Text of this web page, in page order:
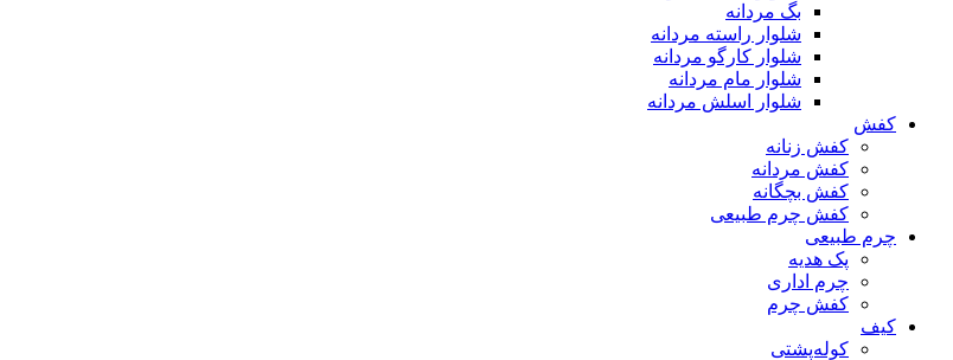
بگ مردانه
شلوار راسته مردانه
شلوار کارگو مردانه
شلوار مام مردانه
شلوار اسلش مردانه
کفش
کفش زنانه
کفش مردانه
کفش بچگانه
کفش چرم طبیعی
چرم طبیعی
پک هدیه
چرم اداری
کفش چرم
کیف
کوله‌پشتی